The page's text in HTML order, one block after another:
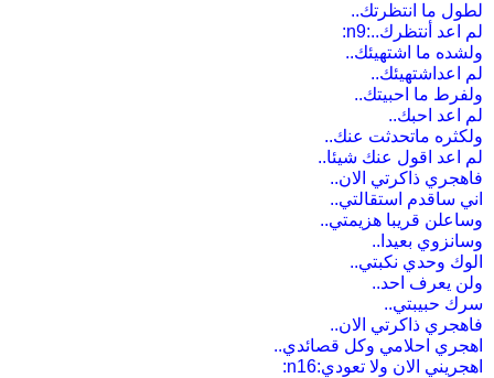
لطول ما انتظرتك..
لم اعد أنتظرك..:n9:
ولشده ما اشتهيئك..
لم اعداشتهيئك..
ولفرط ما احبيتك..
لم اعد احبك..
ولكثره ماتحدثت عنك..
لم اعد اقول عنك شيئا..
فاهجري ذاكرتي الان..
اني ساقدم استقالتي..
وساعلن قريبا هزيمتي..
وسانزوي بعيدا..
الوك وحدي نكبتي..
ولن يعرف احد..
سرك حبيبتي..
فاهجري ذاكرتي الان..
اهجري احلامي وكل قصائدي..
اهجريني الان ولا تعودي:n16: